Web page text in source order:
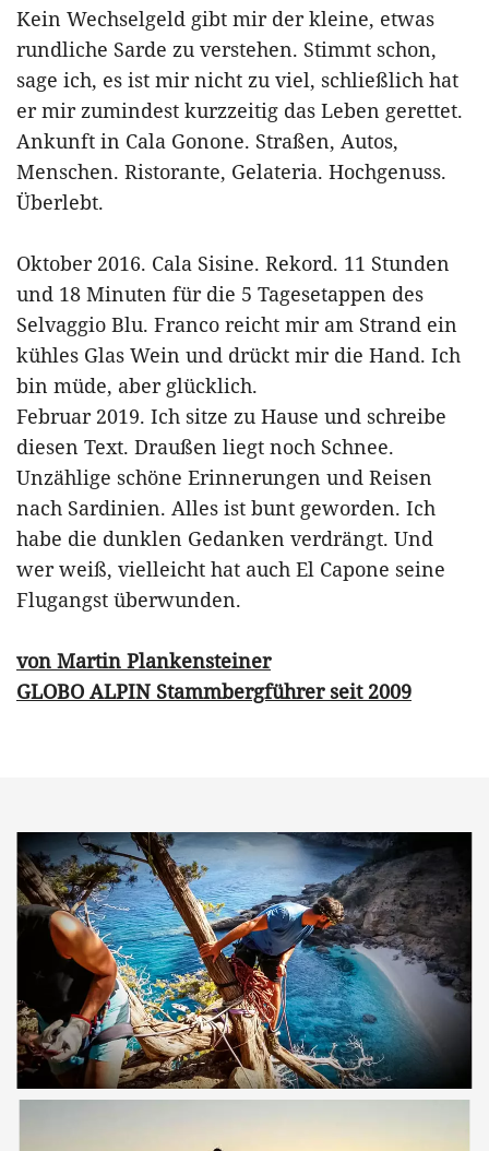
Kein Wechselgeld gibt mir der kleine, etwas
rundliche Sarde zu verstehen. Stimmt schon,
sage ich, es ist mir nicht zu viel, schließlich hat
er mir zumindest kurzzeitig das Leben gerettet.
Ankunft in Cala Gonone. Straßen, Autos,
Menschen. Ristorante, Gelateria. Hochgenuss.
Überlebt.
Oktober 2016. Cala Sisine. Rekord. 11 Stunden
und 18 Minuten für die 5 Tagesetappen des
Selvaggio Blu. Franco reicht mir am Strand ein
kühles Glas Wein und drückt mir die Hand. Ich
bin müde, aber glücklich.
Februar 2019. Ich sitze zu Hause und schreibe
diesen Text. Draußen liegt noch Schnee.
Unzählige schöne Erinnerungen und Reisen
nach Sardinien. Alles ist bunt geworden. Ich
habe die dunklen Gedanken verdrängt. Und
wer weiß, vielleicht hat auch El Capone seine
Flugangst überwunden.
von Martin Plankensteiner
GLOBO ALPIN Stammbergführer seit 2009